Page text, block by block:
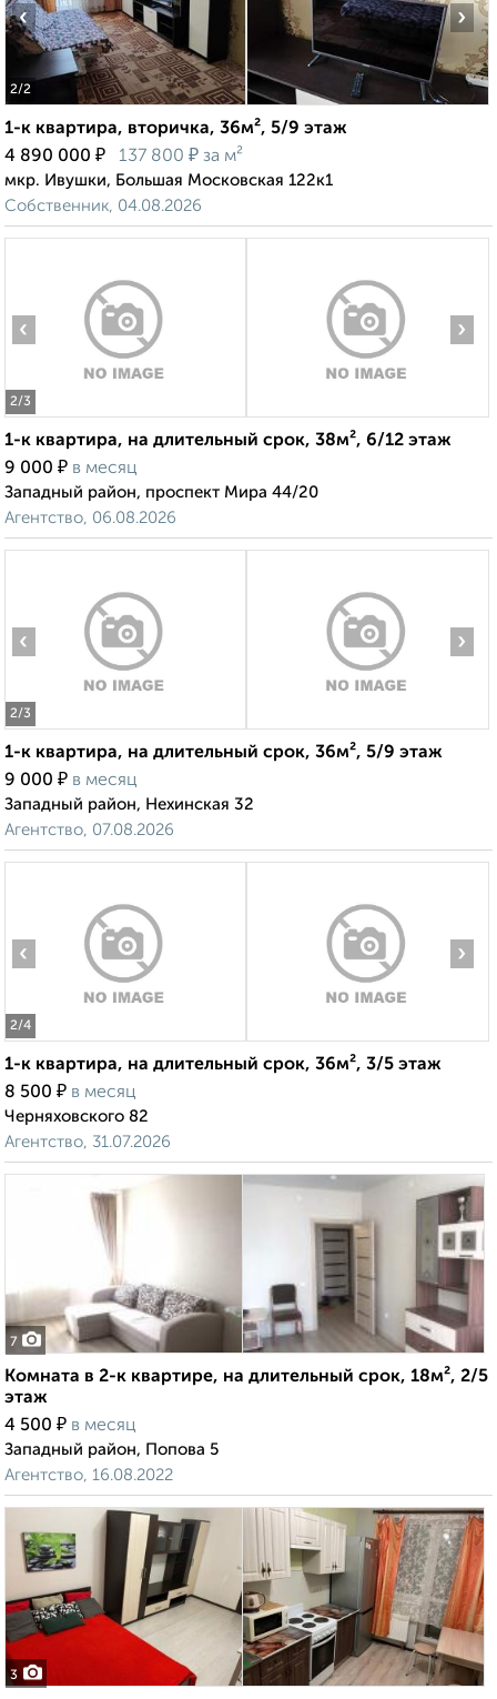
2/2
‹ ›
1-к квартира, вторичка, 36м², 5/9 этаж
4 890 000 ₽ 137 800 ₽ за м²
мкр. Ивушки, Большая Московская 122к1
Собственник, 04.08.2026
2/3
‹ ›
1-к квартира, на длительный срок, 38м², 6/12 этаж
9 000 ₽ в месяц
Западный район, проспект Мира 44/20
Агентство, 06.08.2026
2/3
‹ ›
1-к квартира, на длительный срок, 36м², 5/9 этаж
9 000 ₽ в месяц
Западный район, Нехинская 32
Агентство, 07.08.2026
2/4
‹ ›
1-к квартира, на длительный срок, 36м², 3/5 этаж
8 500 ₽ в месяц
Черняховского 82
Агентство, 31.07.2026
7
Комната в 2-к квартире, на длительный срок, 18м², 2/5
этаж
4 500 ₽ в месяц
Западный район, Попова 5
Агентство, 16.08.2022
3